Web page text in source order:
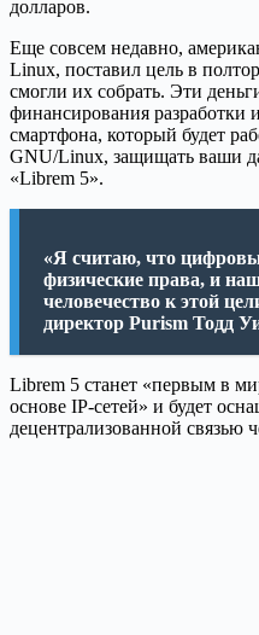
долларов.
Еще совсем недавно,
Linux, поставил цель в
смогли их собрать. Эти
финансирования разработки
смартфона, который будет
GNU/Linux, защищать ваши
«Librem 5».
«Я считаю, что
физические права, и
человечество к этой
директор Purism Тодд
Librem 5 станет «первым в
основе IP-сетей» и будет
децентрализованной связью